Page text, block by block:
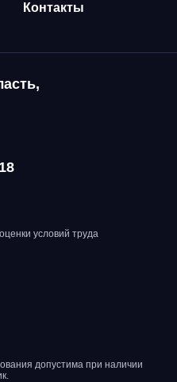
Контакты
условий труда
допустима при наличии